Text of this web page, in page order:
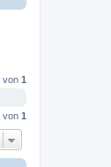
von 1
von 1